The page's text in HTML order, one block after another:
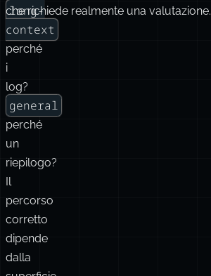
long-
context
perché
i
log?
general
perché
un
riepilogo?
Il
percorso
corretto
dipende
dalla
che richiede realmente una valutazione.